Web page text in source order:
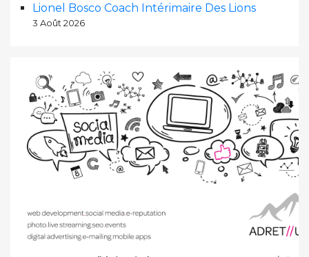
Lionel Bosco Coach Intérimaire Des Lions
3 Août 2026